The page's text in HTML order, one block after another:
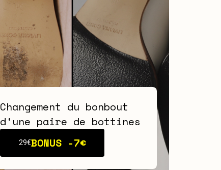
Changement du bonbout
d‘une paire de bottines
29€BONUS -7€